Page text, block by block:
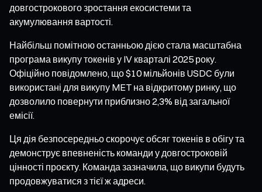
довгострокового зростання екосистеми та
акумулювання вартості.
Найбільш помітною останньою дією стала масштабна
програма викупу токенів у IV кварталі 2025 року.
Офіційно повідомлено, що $10 мільйонів USDC були
використані для викупу MET на відкритому ринку, що
дозволило повернути приблизно 2,3% від загальної
емісії.
Ця дія безпосередньо скорочує обсяг токенів в обігу та
демонструє впевненість команди у довгостроковій
цінності проєкту. Команда зазначила, що викупи будуть
продовжуватися з тієї ж адреси.